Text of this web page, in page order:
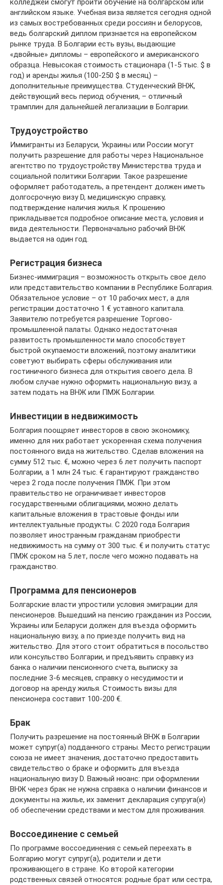
колледжей смогут пройти обучение на болгарском или
английском языке. Учебная виза является сегодня одной
из самых востребованных среди россиян и белорусов,
ведь болгарский диплом признается на европейском
рынке труда. В Болгарии есть вузы, выдающие
«двойные» дипломы – европейского и американского
образца. Невысокая стоимость стационара (1-5 тыс. $ в
год) и аренды жилья (100-250 $ в месяц) –
дополнительные преимущества. Студенческий ВНЖ,
действующий весь период обучения, – отличный
трамплин для дальнейшей легализации в Болгарии.
Трудоустройство
Иммигранты из Беларуси, Украины или России могут
получить разрешение для работы через Национальное
агентство по трудоустройству Министерства труда и
социальной политики Болгарии. Такое разрешение
оформляет работодатель, а претендент должен иметь
долгосрочную визу D, медицинскую справку,
подтверждение наличия жилья. К прошению
прикладывается подробное описание места, условия и
вида деятельности. Первоначально рабочий ВНЖ
выдается на один год.
Регистрация бизнеса
Бизнес-иммиграция – возможность открыть свое дело
или представительство компании в Республике Болгария.
Обязательное условие – от 10 рабочих мест, а для
регистрации достаточно 1 € уставного капитала.
Заявителю потребуется разрешение Торгово-
промышленной палаты. Однако недостаточная
развитость промышленности мало способствует
быстрой окупаемости вложений, поэтому аналитики
советуют выбирать сферы обслуживания или
гостиничного бизнеса для открытия своего дела. В
любом случае нужно оформить национальную визу, а
затем подать на ВНЖ или ПМЖ Болгарии.
Инвестиции в недвижимость
Болгария поощряет инвесторов в свою экономику,
именно для них работает ускоренная схема получения
постоянного вида на жительство. Сделав вложения на
сумму 512 тыс. €, можно через 6 лет получить паспорт
Болгарии, а 1 млн 24 тыс. € гарантируют гражданство
через 2 года после получения ПМЖ. При этом
правительство не ограничивает инвесторов
государственными облигациями, можно делать
капитальные вложения в трастовые фонды или
интеллектуальные продукты. С 2020 года Болгария
позволяет иностранным гражданам приобрести
недвижимость на сумму от 300 тыс. € и получить статус
ПМЖ сроком на 5 лет, после чего можно подавать на
гражданство.
Программа для пенсионеров
Болгарские власти упростили условия эмиграции для
пенсионеров. Вышедший на пенсию гражданин из России,
Украины или Беларуси должен для въезда оформить
национальную визу, а по приезде получить вид на
жительство. Для этого стоит обратиться в посольство
или консульство Болгарии, и предъявить справку из
банка о наличии пенсионного счета, выписку за
последние 3-6 месяцев, справку о несудимости и
договор на аренду жилья. Стоимость визы для
пенсионера составит 100-200 €.
Брак
Получить разрешение на постоянный ВНЖ в Болгарии
может супруг(а) подданного страны. Место регистрации
союза не имеет значения, достаточно предоставить
свидетельство о браке и оформить для въезда
национальную визу D. Важный нюанс: при оформлении
ВНЖ через брак не нужна справка о наличии финансов и
документы на жилье, их заменит декларация супруга(и)
об обеспечении средствами и местом для проживания.
Воссоединение с семьей
По программе воссоединения с семьей переехать в
Болгарию могут супруг(а), родители и дети
проживающего в стране. Ко второй категории
родственных связей относятся: родные брат или сестра,